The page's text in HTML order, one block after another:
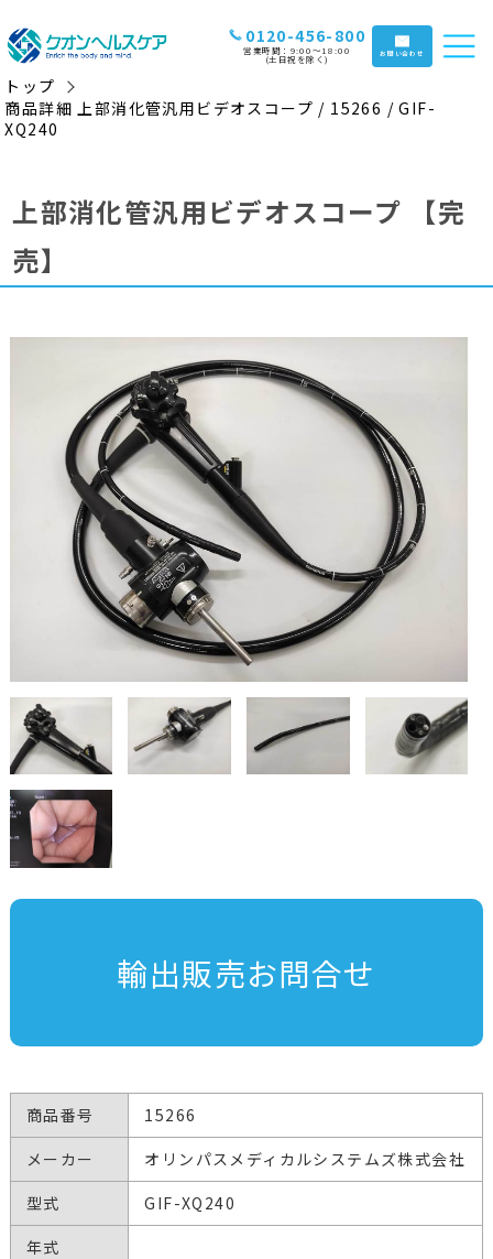
0120-456-800
営業時間：9:00〜18:00
(土日祝を除く) お問い合わせ
トップ
商品詳細 上部消化管汎用ビデオスコープ / 15266 / GIF-
XQ240
上部消化管汎用ビデオスコープ
【完
売】
輸出販売お問合せ
商品番号
15266
メーカー
オリンパスメディカルシステムズ株式会社
型式
GIF-XQ240
年式